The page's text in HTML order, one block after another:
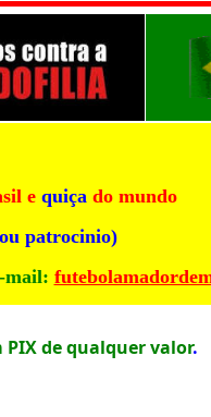
equiça do mundo
patrocinio)
mail:
PIX de qualquer valor.